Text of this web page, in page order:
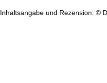
Inhaltsangabe und Rezension: ©